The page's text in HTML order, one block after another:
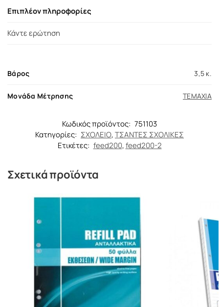
Επιπλέον πληροφορίες
Κάντε ερώτηση
Βάρος 3,5 κ.
Μονάδα Μέτρησης ΤΕΜΑΧΙΑ
Κωδικός προϊόντος: 751103
Κατηγορίες: ΣΧΟΛΕΙΟ,ΤΣΑΝΤΕΣ ΣΧΟΛΙΚΕΣ
Ετικέτες: feed200,feed200-2
Σχετικά προϊόντα